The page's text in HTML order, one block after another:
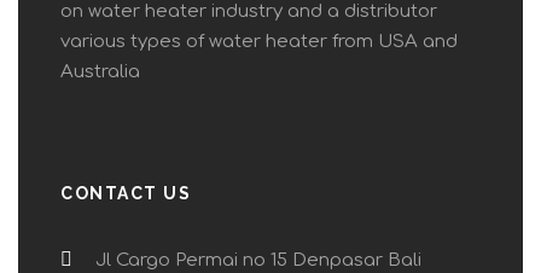
on water heater industry and a distributor
various types of water heater from USA and
Australia
CONTACT US
Jl Cargo Permai no 15 Denpasar Bali